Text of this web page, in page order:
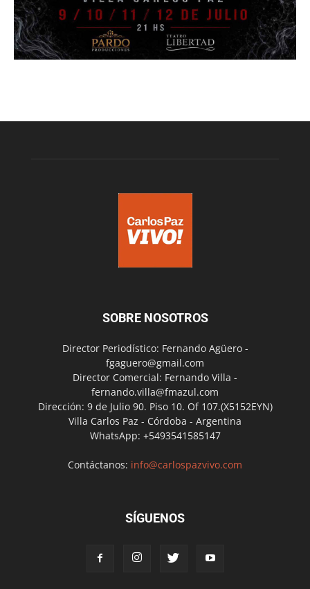
SOBRE NOSOTROS
Director Periodístico: Fernando Agüero -
fgaguero@gmail.com
Director Comercial: Fernando Villa -
fernando.villa@fmazul.com
Dirección: 9 de Julio 90. Piso 10. Of 107.(X5152EYN)
Villa Carlos Paz - Córdoba - Argentina
WhatsApp: +5493541585147
Contáctanos: info@carlospazvivo.com
SÍGUENOS